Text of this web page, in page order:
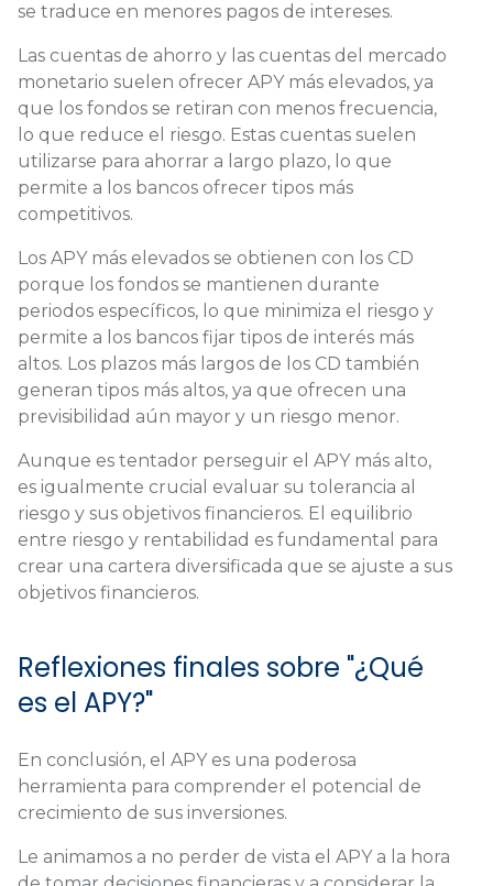
se traduce en menores pagos de intereses.
Las cuentas de ahorro y las cuentas del mercado
monetario suelen ofrecer APY más elevados, ya
que los fondos se retiran con menos frecuencia,
lo que reduce el riesgo. Estas cuentas suelen
utilizarse para ahorrar a largo plazo, lo que
permite a los bancos ofrecer tipos más
competitivos.
Los APY más elevados se obtienen con los CD
porque los fondos se mantienen durante
periodos específicos, lo que minimiza el riesgo y
permite a los bancos fijar tipos de interés más
altos. Los plazos más largos de los CD también
generan tipos más altos, ya que ofrecen una
previsibilidad aún mayor y un riesgo menor.
Aunque es tentador perseguir el APY más alto,
es igualmente crucial evaluar su tolerancia al
riesgo y sus objetivos financieros. El equilibrio
entre riesgo y rentabilidad es fundamental para
crear una cartera diversificada que se ajuste a sus
objetivos financieros.
Reflexiones finales sobre "¿Qué
es el APY?"
En conclusión, el APY es una poderosa
herramienta para comprender el potencial de
crecimiento de sus inversiones.
Le animamos a no perder de vista el APY a la hora